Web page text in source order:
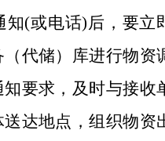
知(或电话)后，要立
代储） 库进行物资
要求，及时与接收
达地点，组织物资